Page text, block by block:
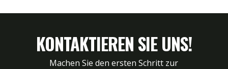
KONTAKTIEREN SIE UNS!
Machen Sie den ersten Schritt zur